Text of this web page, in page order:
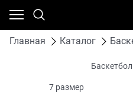
Главная Каталог
7 размер